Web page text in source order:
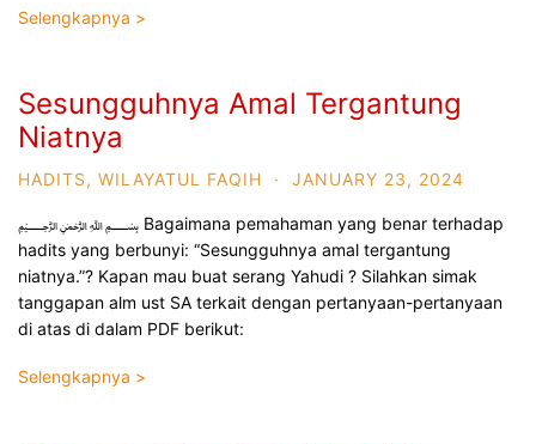
Selengkapnya >
Sesungguhnya Amal Tergantung
Niatnya
HADITS, WILAYATUL FAQIH · JANUARY 23, 2024
﷽ Bagaimana pemahaman yang benar terhadap
hadits yang berbunyi: “Sesungguhnya amal tergantung
niatnya.”? Kapan mau buat serang Yahudi ? Silahkan simak
tanggapan alm ust SA terkait dengan pertanyaan-pertanyaan
di atas di dalam PDF berikut:
Selengkapnya >